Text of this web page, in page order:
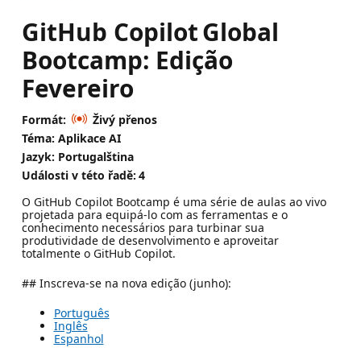
GitHub Copilot Global
Bootcamp: Edição
Fevereiro
Formát:
Živý přenos
Téma: Aplikace AI
Jazyk: Portugalština
Události v této řadě: 4
O GitHub Copilot Bootcamp é uma série de aulas ao vivo
projetada para equipá-lo com as ferramentas e o
conhecimento necessários para turbinar sua
produtividade de desenvolvimento e aproveitar
totalmente o GitHub Copilot.
## Inscreva-se na nova edição (junho):
Português
Inglês
Espanhol